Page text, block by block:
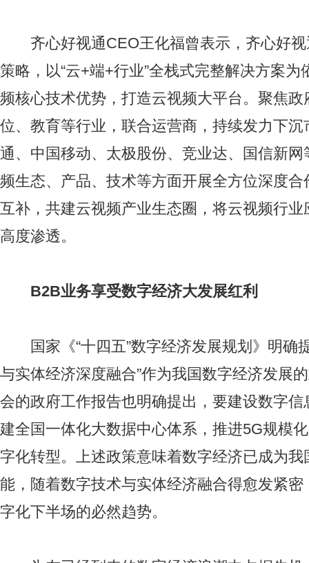
齐心好视通CEO王化福曾表示，齐心好视
策略，以“云+端+行业”全栈式完整解决方案
频核心技术优势，打造云视频大平台。聚焦
位、教育等行业，联合运营商，持续发力下
通、中国移动、太极股份、竞业达、国信新
频生态、产品、技术等方面开展全方位深度
互补，共建云视频产业生态圈，将云视频行
高度渗透。
B2B业务享受数字经济大发展红利
国家《“十四五”数字经济发展规划》明确
与实体经济深度融合”作为我国数字经济发展
会的政府工作报告也明确提出，要建设数字
建全国一体化大数据中心体系，推进5G规模
字化转型。上述政策意味着数字经济已成为
能，随着数字技术与实体经济融合得愈发紧密
字化下半场的必然趋势。